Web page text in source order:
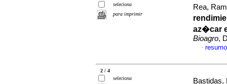
seleciona
para imprimir
Rea,
az�car
Bioagro,
·
2 / 4
seleciona
Bastidas,